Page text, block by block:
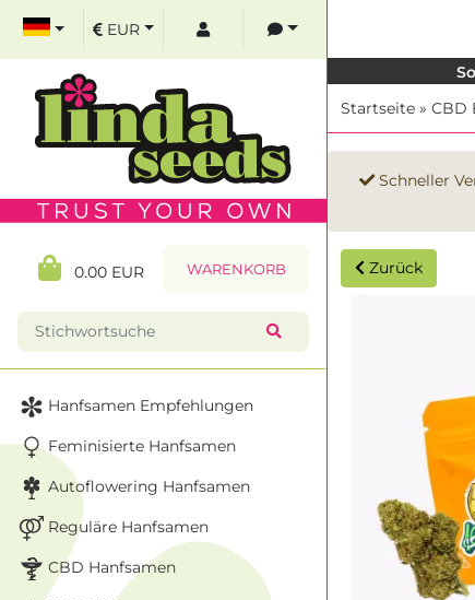
Startseite » CBD
Schneller
Zurück
EUR
0.00 EUR WARENKORB
Hanfsamen Empfehlungen
Feminisierte Hanfsamen
Autoflowering Hanfsamen
Reguläre Hanfsamen
CBD Hanfsamen